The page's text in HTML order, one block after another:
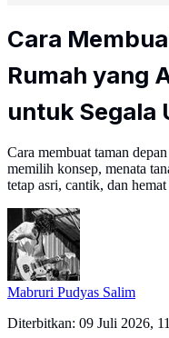
Cara
Rumah yang
untuk Segala
Cara membuat taman
memilih konsep, menata
tetap asri, cantik, dan
Mabruri Pudyas Salim
Diterbitkan: 09 Juli 2026,